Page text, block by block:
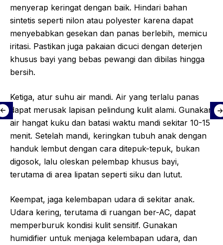
menyerap keringat dengan baik. Hindari bahan
sintetis seperti nilon atau polyester karena dapat
menyebabkan gesekan dan panas berlebih, memicu
iritasi. Pastikan juga pakaian dicuci dengan deterjen
khusus bayi yang bebas pewangi dan dibilas hingga
bersih.
Ketiga, atur suhu air mandi. Air yang terlalu panas
dapat merusak lapisan pelindung kulit alami. Gunakan
air hangat kuku dan batasi waktu mandi sekitar 10-15
menit. Setelah mandi, keringkan tubuh anak dengan
handuk lembut dengan cara ditepuk-tepuk, bukan
digosok, lalu oleskan pelembap khusus bayi,
terutama di area lipatan seperti siku dan lutut.
Keempat, jaga kelembapan udara di sekitar anak.
Udara kering, terutama di ruangan ber-AC, dapat
memperburuk kondisi kulit sensitif. Gunakan
humidifier untuk menjaga kelembapan udara, dan